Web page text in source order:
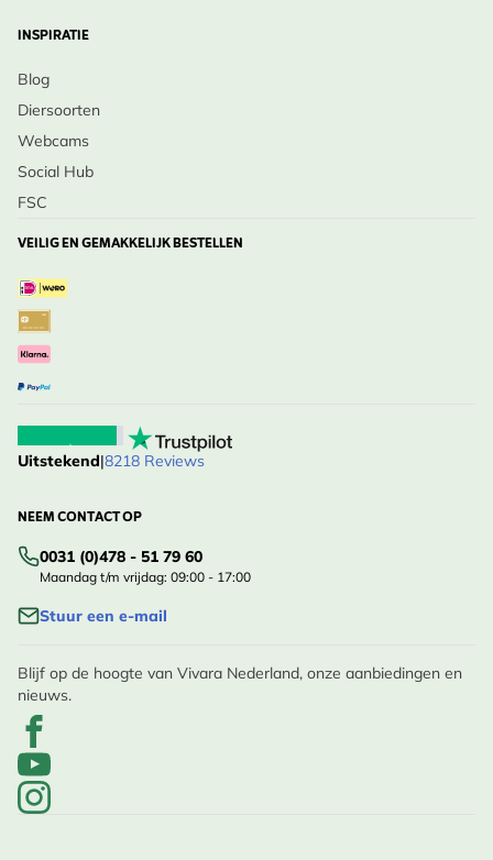
INSPIRATIE
Blog
Diersoorten
Webcams
Social Hub
FSC
VEILIG EN GEMAKKELIJK BESTELLEN
Uitstekend|8218 Reviews
NEEM CONTACT OP
0031 (0)478 - 51 79 60
Maandag t/m vrijdag: 09:00 - 17:00
Stuur een e-mail
Blijf op de hoogte van Vivara Nederland, onze aanbiedingen en
nieuws.